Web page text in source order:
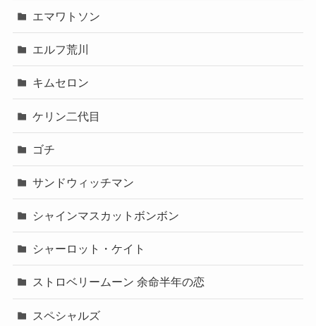
エマワトソン
エルフ荒川
キムセロン
ケリン二代目
ゴチ
サンドウィッチマン
シャインマスカットボンボン
シャーロット・ケイト
ストロベリームーン 余命半年の恋
スペシャルズ